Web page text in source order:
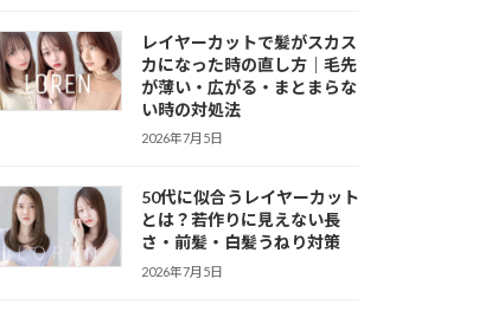
レイヤーカットで髪がスカス
カになった時の直し方｜毛先
が薄い・広がる・まとまらな
い時の対処法
2026年7月5日
50代に似合うレイヤーカット
とは？若作りに見えない長
さ・前髪・白髪うねり対策
2026年7月5日